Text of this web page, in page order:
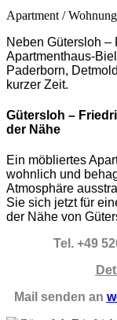
Apartment /
Neben Gütersloh –
Apartmenthaus-
Paderborn,
kurzer Zeit.
Gütersloh –
der Nähe
Ein möbliertes
wohnlich und
Atmosphäre
Sie sich jetzt für
der Nähe von
Tel. +49
Mail senden an